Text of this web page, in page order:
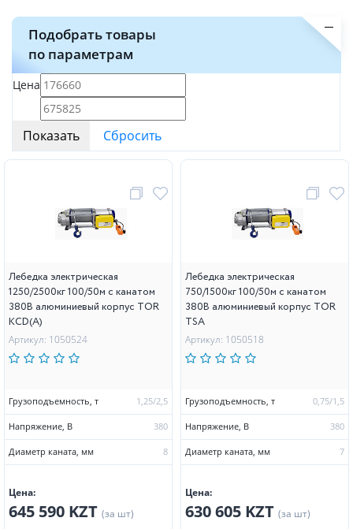
Подобрать товары
по параметрам
Цена
Лебедка электрическая
1250/2500кг 100/50м с канатом
380В алюминиевый корпус TOR
KCD(А)
Артикул: 1050524
Грузоподъемность, т 1,25/2,5
Напряжение, В 380
Диаметр каната, мм 8
Цена:
645 590 KZT (за шт)
Лебедка электрическая
750/1500кг 100/50м с канатом
380В алюминиевый корпус TOR
TSA
Артикул: 1050518
Грузоподъемность, т 0,75/1,5
Напряжение, В 380
Диаметр каната, мм 7
Цена:
630 605 KZT (за шт)